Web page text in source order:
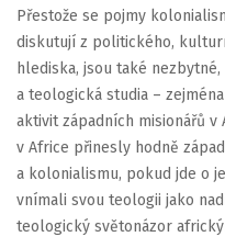
Přestože se pojmy
diskutují z politického,
hlediska, jsou také
a teologická studia –
aktivit západních misionářů v
v Africe přinesly hodně
a kolonialismu, pokud jde o
vnímali svou teologii jako
teologický světonázor